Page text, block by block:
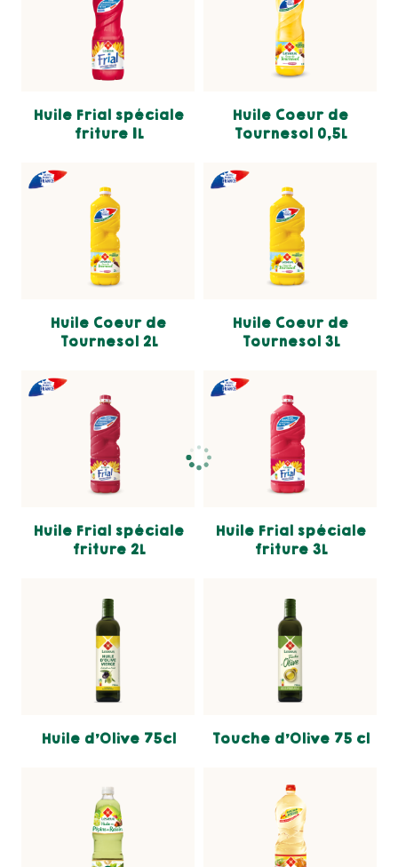
Huile Frial spéciale
friture 1L
Huile Coeur de
Tournesol 0,5L
Huile Coeur de
Tournesol 2L
Huile Coeur de
Tournesol 3L
Huile Frial spéciale
friture 2L
Huile Frial spéciale
friture 3L
Huile d’Olive 75cl Touche d'Olive 75 cl